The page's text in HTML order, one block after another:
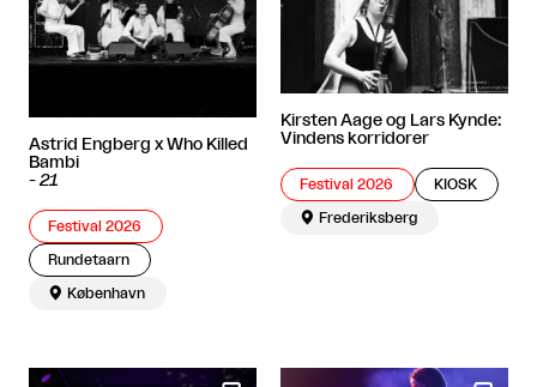
Astrid Engberg x Who Killed
Bambi
- 21
Festival 2026
Rundetaarn
 København
Kirsten Aage og Lars Kynde:
Vindens korridorer
Festival 2026 KIOSK
 Frederiksberg